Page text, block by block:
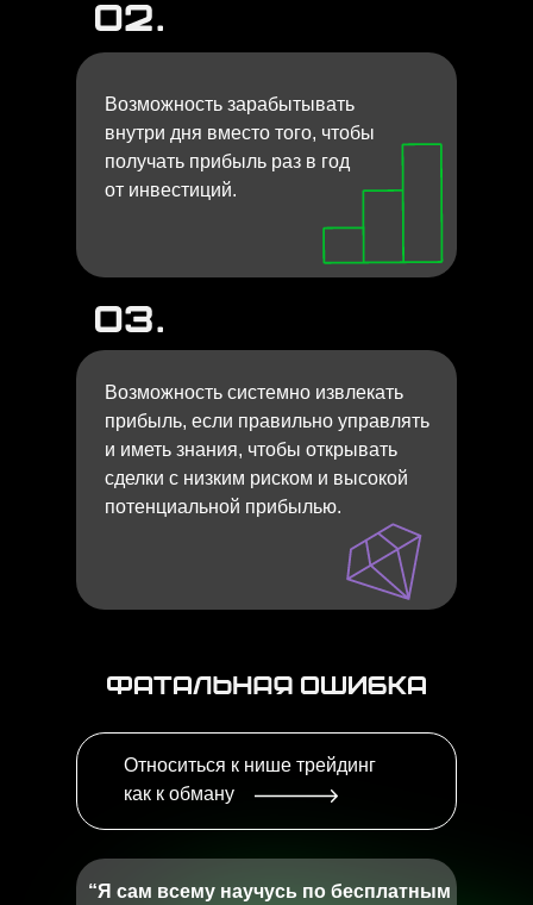
Относиться к нише трейдинг
как к обману
Возможность зарабытывать
внутри дня вместо того, чтобы
получать прибыль раз в год
от инвестиций.
Возможность системно извлекать
прибыль, если правильно управлять
и иметь знания, чтобы открывать
сделки с низким риском и высокой
потенциальной прибылью.
“Я сам всему научусь по бесплатным